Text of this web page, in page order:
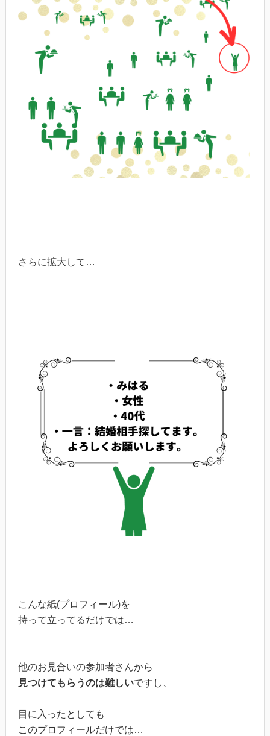
さらに拡大して…
こんな紙(プロフィール)を
持って立ってるだけでは…
他のお見合いの参加者さんから
見つけてもらうのは難しいですし、
目に入ったとしても
このプロフィールだけでは…